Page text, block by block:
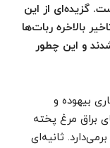
گزیده‌ای از این
بالاخره ربات‌‌‌‌‌‌‌‌‌‌‌‌‌‌‌‌‌‌‌‌‌‌‌‌‌‌‌‌‌‌‌‌‌‌‌‌‌‌‌‌‌‌‌‌‌‌‌‌ها
و این چطور
بیهوده و
براق مرغ پخته‌
ثانیه‌ای